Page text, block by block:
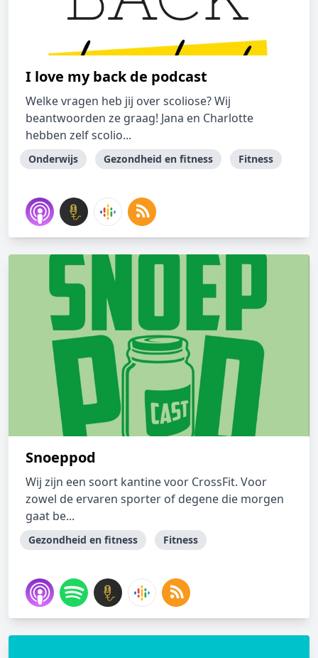
I love my back de podcast
Welke vragen heb jij over scoliose? Wij
beantwoorden ze graag! Jana en Charlotte
hebben zelf scolio...
Onderwijs Gezondheid en fitness Fitness
Snoeppod
Wij zijn een soort kantine voor CrossFit. Voor
zowel de ervaren sporter of degene die morgen
gaat be...
Gezondheid en fitness Fitness